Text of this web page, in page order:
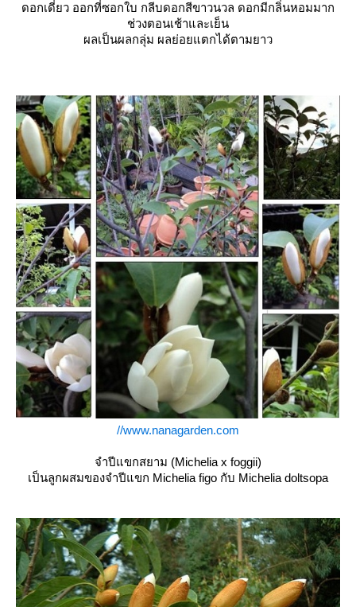
ดอกเดี่ยว ออกที่ซอกใบ กลีบดอกสีขาวนวล ดอกมีกลิ่นหอมมาก
ช่วงตอนเช้าและเย็น
ผลเป็นผลกลุ่ม ผลย่อยแตกได้ตามยาว
//www.nanagarden.com
จำปีแขกสยาม (Michelia x foggii)
เป็นลูกผสมของจำปีแขก Michelia figo กับ Michelia doltsopa